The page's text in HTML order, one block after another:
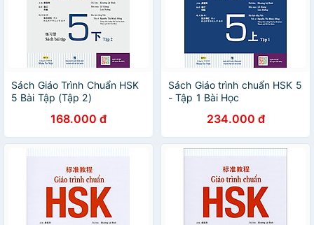
Sách Giáo Trình Chuẩn HSK
5 Bài Tập (Tập 2)
168.000 đ
Sách Giáo trình chuẩn HSK 5
- Tập 1 Bài Học
234.000 đ